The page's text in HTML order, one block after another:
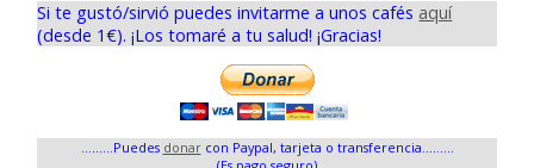
Si te gustó/sirvió puedes invitarme a unos cafés aquí
(desde 1€). ¡Los tomaré a tu salud! ¡Gracias!
.........Puedes donarcon Paypal, tarjeta o transferencia.........